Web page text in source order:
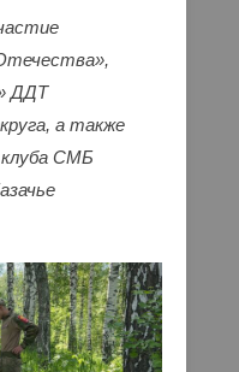
ДДТ
а также
клуба СМБ